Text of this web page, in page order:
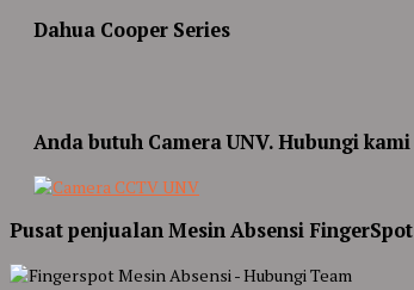
Dahua Cooper Series
Anda butuh Camera UNV. Hubungi kami
Pusat penjualan Mesin Absensi FingerSpot